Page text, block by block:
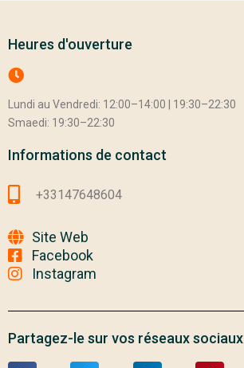
Heures d'ouverture
Lundi au Vendredi: 12:00–14:00 | 19:30–22:30
Smaedi: 19:30–22:30
Informations de contact
+33147648604
Site Web
Facebook
Instagram
Partagez-le sur vos réseaux sociaux